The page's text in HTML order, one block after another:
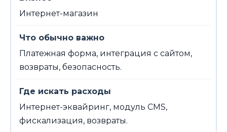
Интернет-магазин
Платежная форма, интеграция с сайтом,
возвраты, безопасность.
Интернет-эквайринг, модуль CMS,
фискализация, возвраты.